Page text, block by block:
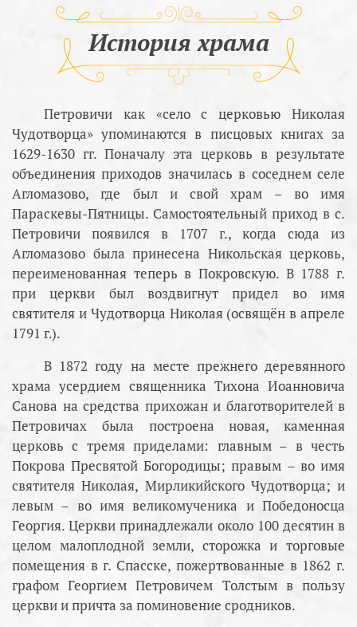
История храма
Петровичи как «село с церковью Николая
Чудотворца» упоминаются в писцовых книгах за
1629-1630 гг. Поначалу эта церковь в результате
объединения приходов значилась в соседнем селе
Агломазово, где был и свой храм – во имя
Параскевы-Пятницы. Самостоятельный приход в с.
Петровичи появился в 1707 г., когда сюда из
Агломазово была принесена Никольская церковь,
переименованная теперь в Покровскую. В 1788 г.
при церкви был воздвигнут придел во имя
святителя и Чудотворца Николая (освящён в апреле
1791 г.).
В 1872 году на месте прежнего деревянного
храма усердием священника Тихона Иоанновича
Санова на средства прихожан и благотворителей в
Петровичах была построена новая, каменная
церковь с тремя приделами: главным – в честь
Покрова Пресвятой Богородицы; правым – во имя
святителя Николая, Мирликийского Чудотворца; и
левым – во имя великомученика и Победоносца
Георгия. Церкви принадлежали около 100 десятин в
целом малоплодной земли, сторожка и торговые
помещения в г. Спасске, пожертвованные в 1862 г.
графом Георгием Петровичем Толстым в пользу
церкви и причта за поминовение сродников.